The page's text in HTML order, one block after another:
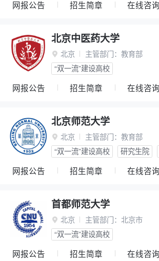
网报公告 招生简章 在线咨询
北京中医药大学
 北京 主管部门： 教育部
“双一流”建设高校
网报公告 招生简章 在线咨询
北京师范大学
 北京 主管部门： 教育部
“双一流”建设高校
研究生院
网报公告 招生简章 在线咨询
首都师范大学
 北京 主管部门： 北京市
“双一流”建设高校
网报公告 招生简章 在线咨询